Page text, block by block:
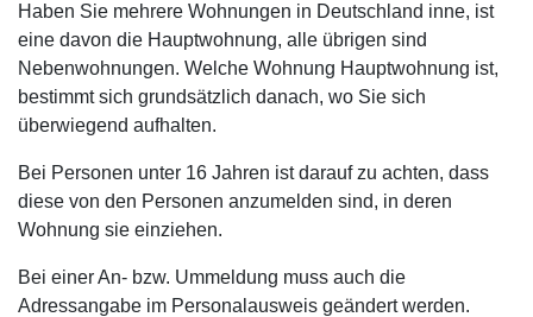
Haben Sie mehrere Wohnungen in Deutschland inne, ist
eine davon die Hauptwohnung, alle übrigen sind
Nebenwohnungen. Welche Wohnung Hauptwohnung ist,
bestimmt sich grundsätzlich danach, wo Sie sich
überwiegend aufhalten.
Bei Personen unter 16 Jahren ist darauf zu achten, dass
diese von den Personen anzumelden sind, in deren
Wohnung sie einziehen.
Bei einer An- bzw. Ummeldung muss auch die
Adressangabe im Personalausweis geändert werden.